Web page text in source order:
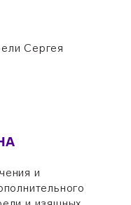
Сергея
и